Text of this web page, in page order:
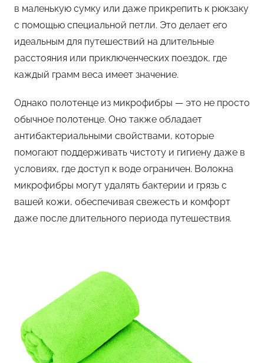
в маленькую сумку или даже прикрепить к рюкзаку
с помощью специальной петли. Это делает его
идеальным для путешествий на длительные
расстояния или приключенческих поездок, где
каждый грамм веса имеет значение.
Однако полотенце из микрофибры — это не просто
обычное полотенце. Оно также обладает
антибактериальными свойствами, которые
помогают поддерживать чистоту и гигиену даже в
условиях, где доступ к воде ограничен. Волокна
микрофибры могут удалять бактерии и грязь с
вашей кожи, обеспечивая свежесть и комфорт
даже после длительного периода путешествия.